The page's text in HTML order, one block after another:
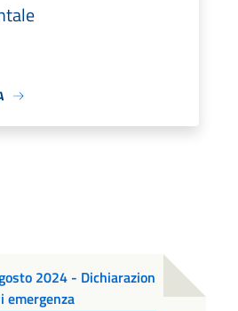
2024 - Dichiarazion
emergenza